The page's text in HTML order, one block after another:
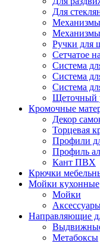
Для
Ручки для
Сетчатое
Система
Система
Система
Щеточный
Кромочные
Декор
Торцевая
Профили
Профиль
Кант ПВХ
Крючки
Мойки кухонные
Мойки
Направляющие
Метабоксы